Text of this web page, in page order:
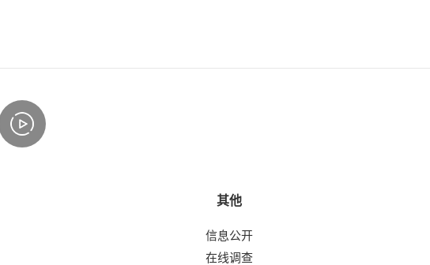
其他
信息公开
在线调查